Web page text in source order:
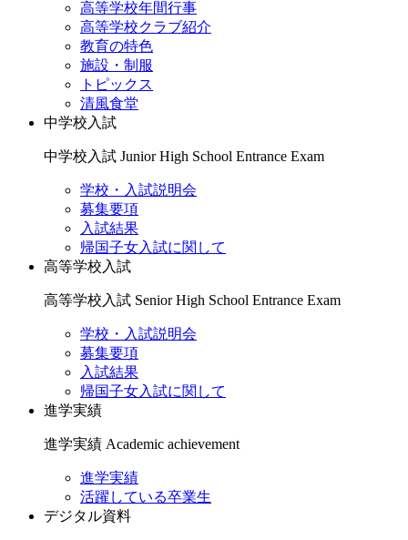
高等学校年間行事
高等学校クラブ紹介
教育の特色
施設・制服
トピックス
清風食堂
中学校入試
中学校入試 Junior High School Entrance Exam
学校・入試説明会
募集要項
入試結果
帰国子女入試に関して
高等学校入試
高等学校入試 Senior High School Entrance Exam
学校・入試説明会
募集要項
入試結果
帰国子女入試に関して
進学実績
進学実績 Academic achievement
進学実績
活躍している卒業生
デジタル資料